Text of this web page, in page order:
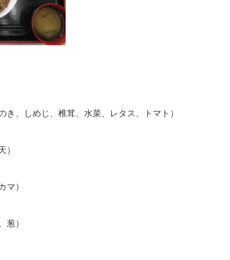
き、しめじ、椎茸、水菜、レタス、トマト）
）
マ）
葱）